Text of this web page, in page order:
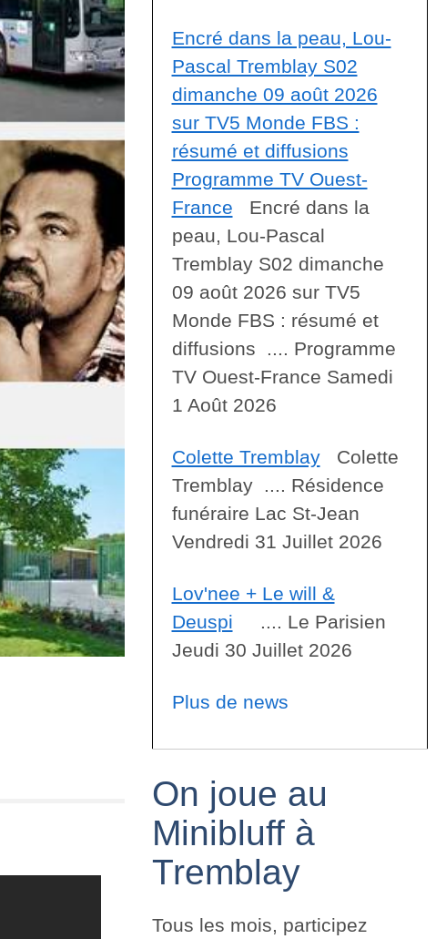
Encré dans la peau, Lou-
Pascal Tremblay S02
dimanche 09 août 2026
sur TV5 Monde FBS :
résumé et diffusions
Programme TV Ouest-
France Encré dans la
peau, Lou-Pascal
Tremblay S02 dimanche
09 août 2026 sur TV5
Monde FBS : résumé et
diffusions .... Programme
TV Ouest-France Samedi
1 Août 2026
Colette TremblayColette
Tremblay .... Résidence
funéraire Lac St-Jean
Vendredi 31 Juillet 2026
Lov'nee + Le will &
Deuspi .... Le Parisien
Jeudi 30 Juillet 2026
Plus de news
On joue au
Minibluff à
Tremblay
Tous les mois, participez